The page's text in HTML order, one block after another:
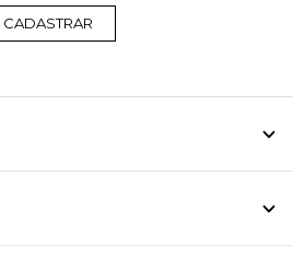
CADASTRAR